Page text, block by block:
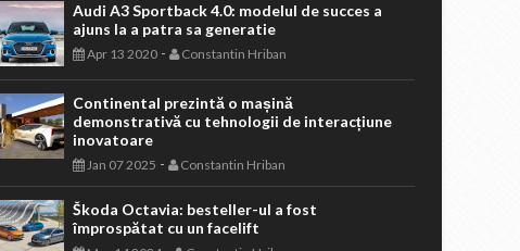
Audi A3 Sportback 4.0: modelul de succes a
ajuns la a patra sa generatie
Apr 13 2020- Constantin Hriban
Continental prezintă o mașină
demonstrativă cu tehnologii de interacțiune
inovatoare
Jan 07 2025 - Constantin Hriban
Škoda Octavia: besteller-ul a fost
împrospătat cu un facelift